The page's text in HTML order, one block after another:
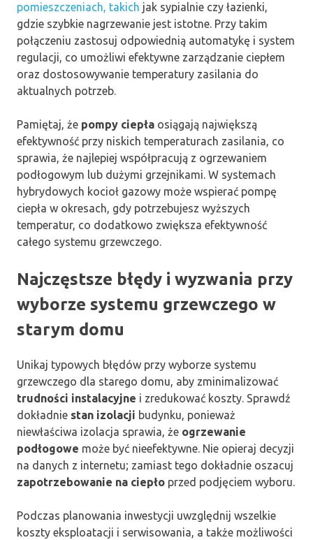
pomieszczeniach, takich jak sypialnie czy łazienki,
gdzie szybkie nagrzewanie jest istotne. Przy takim
połączeniu zastosuj odpowiednią automatykę i system
regulacji, co umożliwi efektywne zarządzanie ciepłem
oraz dostosowywanie temperatury zasilania do
aktualnych potrzeb.
Pamiętaj, że pompy ciepła osiągają największą
efektywność przy niskich temperaturach zasilania, co
sprawia, że najlepiej współpracują z ogrzewaniem
podłogowym lub dużymi grzejnikami. W systemach
hybrydowych kocioł gazowy może wspierać pompę
ciepła w okresach, gdy potrzebujesz wyższych
temperatur, co dodatkowo zwiększa efektywność
całego systemu grzewczego.
Najczęstsze błędy i wyzwania przy
wyborze systemu grzewczego w
starym domu
Unikaj typowych błędów przy wyborze systemu
grzewczego dla starego domu, aby zminimalizować
trudności instalacyjne i zredukować koszty. Sprawdź
dokładnie stan izolacji budynku, ponieważ
niewłaściwa izolacja sprawia, że ogrzewanie
podłogowe może być nieefektywne. Nie opieraj decyzji
na danych z internetu; zamiast tego dokładnie oszacuj
zapotrzebowanie na ciepło przed podjęciem wyboru.
Podczas planowania inwestycji uwzględnij wszelkie
koszty eksploatacji i serwisowania, a także możliwości